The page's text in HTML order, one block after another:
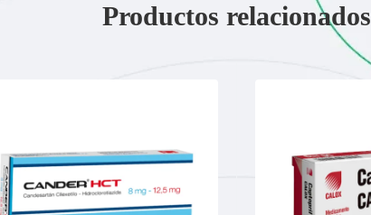
Productos relacionados